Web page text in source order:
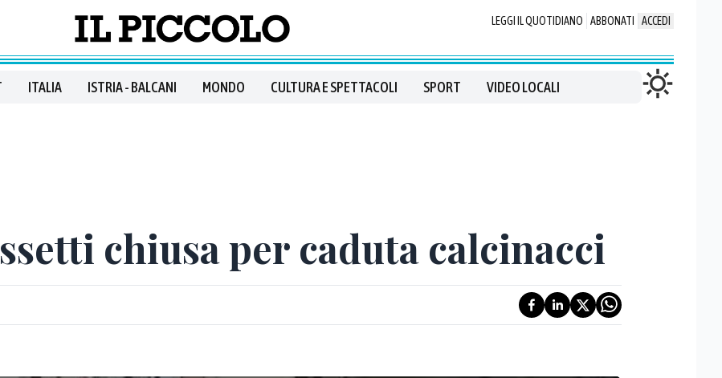
LEGGI IL QUOTIDIANO ABBONATI ACCEDI
ITALIA ISTRIA - BALCANI MONDO CULTURA E SPETTACOLI SPORT VIDEO LOCALI
chiusa per caduta calcinacci